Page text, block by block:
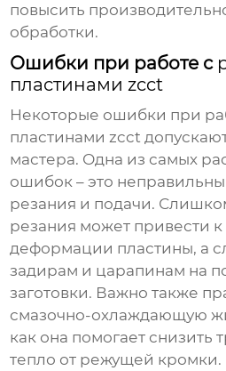
повысить
обработки.
Ошибки при работе с
пластинами zcct
Некоторые ошибки при
пластинами zcct
мастера. Одна из самых
ошибок – это
резания и подачи.
резания может привести к
деформации пластины, а
задирам и царапинам на
заготовки. Важно также
смазочно-охлаждающую
как она помогает снизить
тепло от режущей кромки.